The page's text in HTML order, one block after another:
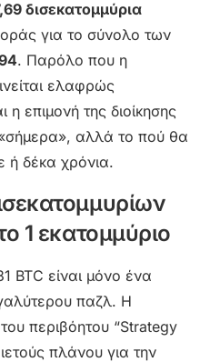
δισεκατομμύρια
για το σύνολο των
. Παρόλο που η
ελαφρώς
επιμονή της διοίκησης
«σήμερα», αλλά το πού θα
ή δέκα χρόνια.
1 εκατομμύριο
είναι μόνο ένα
παζλ. Η
περιβόητου “Strategy
πλάνου για την